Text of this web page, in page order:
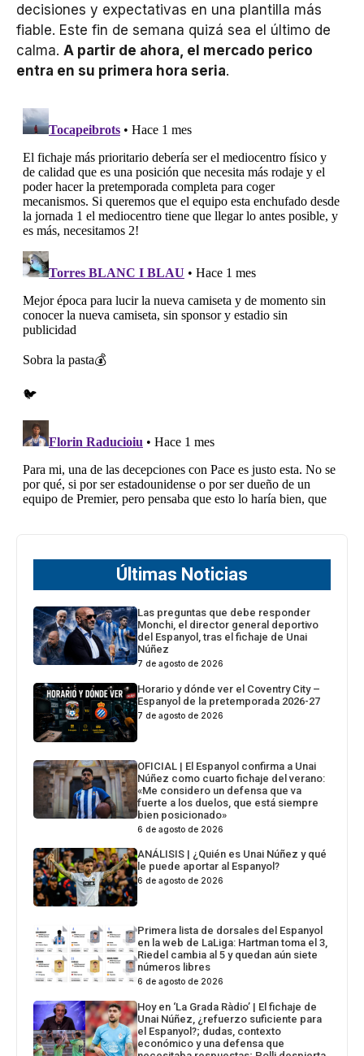
decisiones y expectativas en una plantilla más
fiable. Este fin de semana quizá sea el último de
calma. A partir de ahora, el mercado perico
entra en su primera hora seria.
Últimas Noticias
Las preguntas que debe responder
Monchi, el director general deportivo
del Espanyol, tras el fichaje de Unai
Núñez
7 de agosto de 2026
Horario y dónde ver el Coventry City –
Espanyol de la pretemporada 2026-27
7 de agosto de 2026
OFICIAL | El Espanyol confirma a Unai
Núñez como cuarto fichaje del verano:
«Me considero un defensa que va
fuerte a los duelos, que está siempre
bien posicionado»
6 de agosto de 2026
ANÁLISIS | ¿Quién es Unai Núñez y qué
le puede aportar al Espanyol?
6 de agosto de 2026
Primera lista de dorsales del Espanyol
en la web de LaLiga: Hartman toma el 3,
Riedel cambia al 5 y quedan aún siete
números libres
6 de agosto de 2026
Hoy en ‘La Grada Ràdio’ | El fichaje de
Unai Núñez, ¿refuerzo suficiente para
el Espanyol?; dudas, contexto
económico y una defensa que